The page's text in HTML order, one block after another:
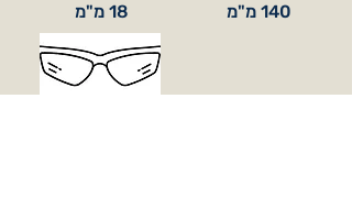
18 מ"מ 140 מ"מ